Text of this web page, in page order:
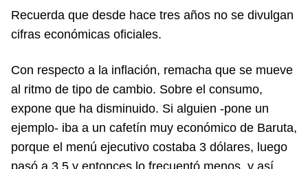
Recuerda que desde hace tres años no se divulgan
cifras económicas oficiales.
Con respecto a la inflación, remacha que se mueve
al ritmo de tipo de cambio. Sobre el consumo,
expone que ha disminuido. Si alguien -pone un
ejemplo- iba a un cafetín muy económico de Baruta,
porque el menú ejecutivo costaba 3 dólares, luego